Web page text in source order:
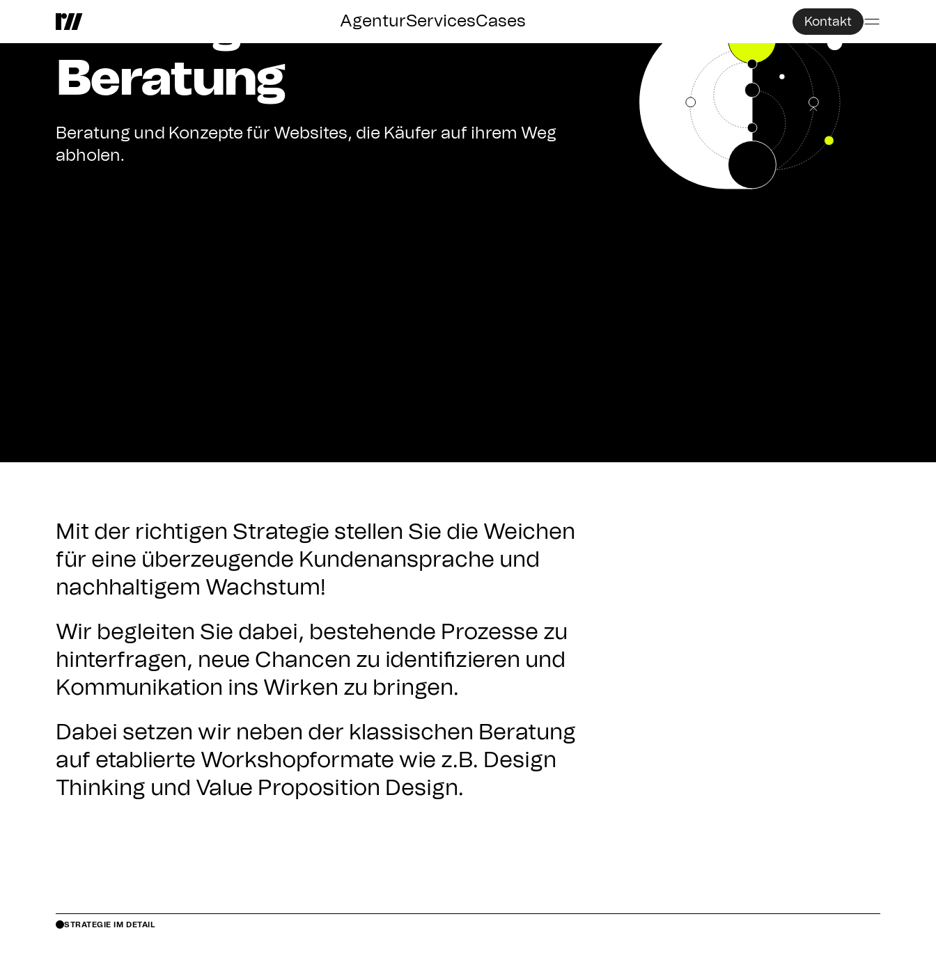
AgenturServicesCases Kontakt
Strategie
Beratung
Beratung und Konzepte für Websites, die Käufer auf ihrem Weg
abholen.
Mit der richtigen Strategie stellen Sie die Weichen
für eine überzeugende Kundenansprache und
nachhaltigem Wachstum!
Wir begleiten Sie dabei, bestehende Prozesse zu
hinterfragen, neue Chancen zu identifizieren und
Kommunikation ins Wirken zu bringen.
Dabei setzen wir neben der klassischen Beratung
auf etablierte Workshopformate wie z.B. Design
Thinking und Value Proposition Design.
STRATEGIE IM DETAIL